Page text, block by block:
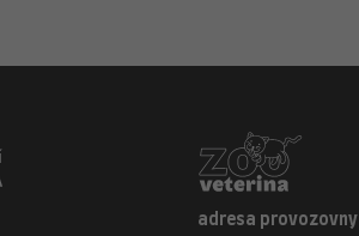
adresa provozovny